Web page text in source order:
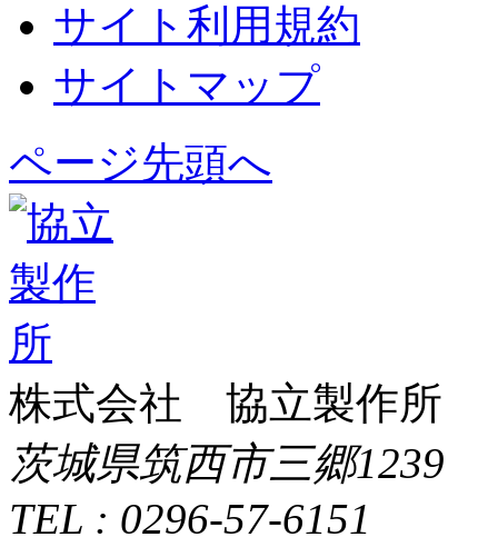
サイト利用規約
サイトマップ
ページ先頭へ
株式会社 協立製作所
茨城県筑西市三郷1239
TEL : 0296-57-6151